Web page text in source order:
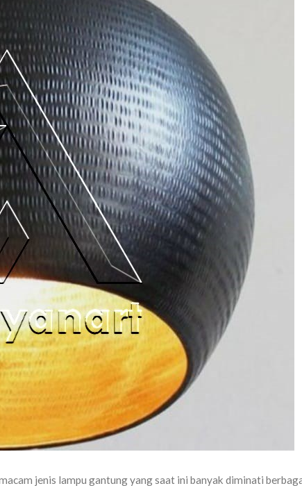
jenis lampu gantung yang saat ini banyak diminati